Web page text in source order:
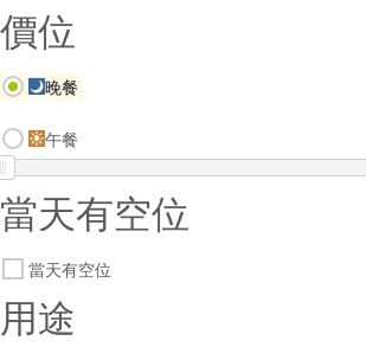
價位
晚餐
午餐
當天有空位
當天有空位
用途